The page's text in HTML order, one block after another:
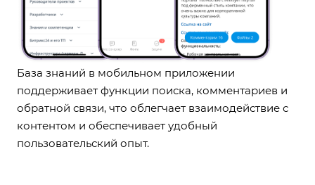
База знаний в мобильном приложении
поддерживает функции поиска, комментариев и
обратной связи, что облегчает взаимодействие с
контентом и обеспечивает удобный
пользовательский опыт.